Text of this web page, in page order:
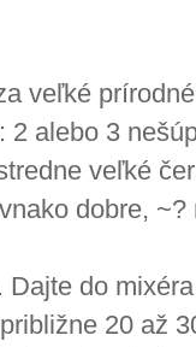
veľké
2 alebo 3
veľké
dobre,
do
20 až